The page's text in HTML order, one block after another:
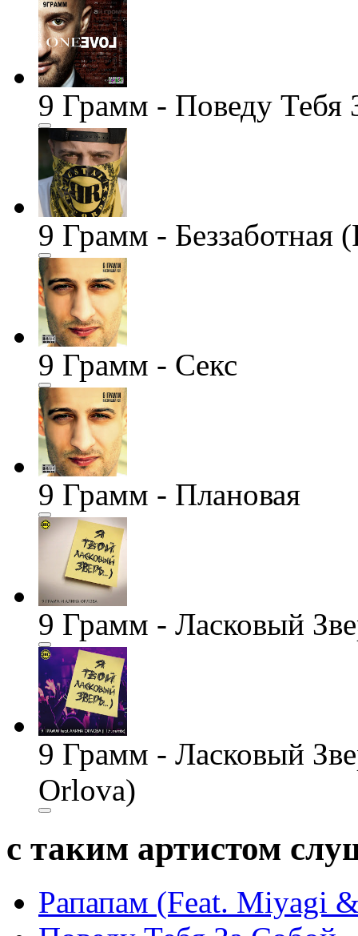
9 Грамм - Поведу Тебя
9 Грамм - Беззаботная
9 Грамм - Секс
9 Грамм - Плановая
9 Грамм - Ласковый
9 Грамм - Ласковый
Orlova)
с таким артистом
Рапапам (Feat. Miyagi